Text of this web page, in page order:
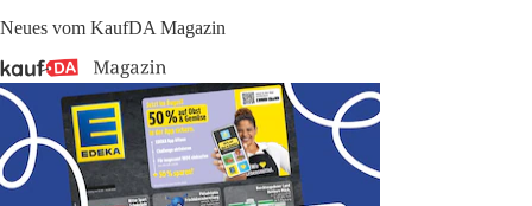
Neues vom KaufDA Magazin